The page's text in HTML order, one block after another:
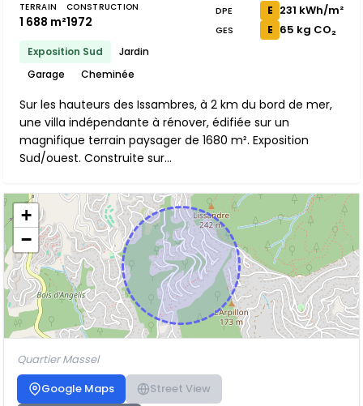
TERRAIN
1 688 m²
CONSTRUCTION
1972
Exposition Sud
Jardin
Garage
Cheminée
DPE E 231 kWh/m²
GES E 65 kg CO₂
Sur les hauteurs des Issambres, à 2 km du bord de mer,
une villa indépendante à rénover, édifiée sur un
magnifique terrain paysager de 1680 m². Exposition
Sud/ouest. Construite sur...
+
−
Quartier Massel
Google Maps
Street View